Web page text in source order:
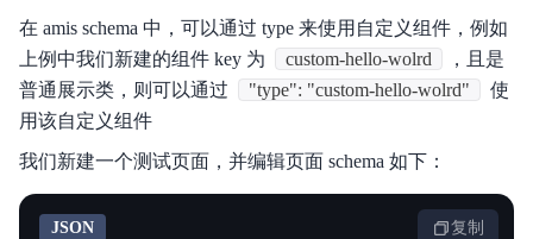
在 amis schema 中，可以通过 type 来使用自定义组件，例如
上例中我们新建的组件 key 为
custom-hello-wolrd
，且是
普通展示类，则可以通过
"type": "custom-hello-wolrd"
使
用该自定义组件
我们新建一个测试页面，并编辑页面 schema 如下：
JSON 复制